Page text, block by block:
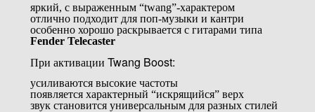
яркий, с выраженным “twang”-характером
отлично подходит для поп-музыки и кантри
особенно хорошо раскрывается с гитарами типа
Fender Telecaster
При активации Twang Boost:
усиливаются высокие частоты
появляется характерный “искрящийся” верх
звук становится универсальным для разных стилей